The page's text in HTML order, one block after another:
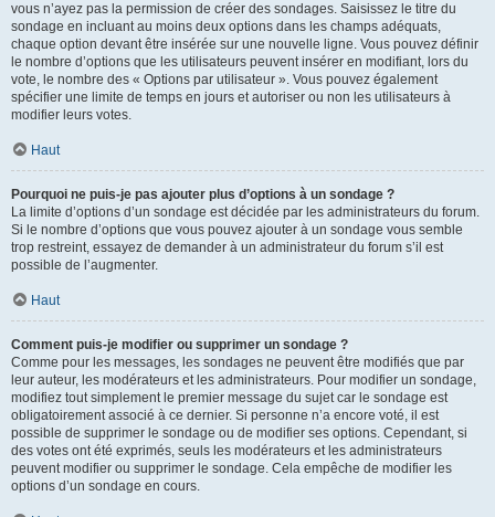
vous n’ayez pas la permission de créer des sondages. Saisissez le titre du
sondage en incluant au moins deux options dans les champs adéquats,
chaque option devant être insérée sur une nouvelle ligne. Vous pouvez définir
le nombre d’options que les utilisateurs peuvent insérer en modifiant, lors du
vote, le nombre des « Options par utilisateur ». Vous pouvez également
spécifier une limite de temps en jours et autoriser ou non les utilisateurs à
modifier leurs votes.
Haut
Pourquoi ne puis-je pas ajouter plus d’options à un sondage ?
La limite d’options d’un sondage est décidée par les administrateurs du forum.
Si le nombre d’options que vous pouvez ajouter à un sondage vous semble
trop restreint, essayez de demander à un administrateur du forum s’il est
possible de l’augmenter.
Haut
Comment puis-je modifier ou supprimer un sondage ?
Comme pour les messages, les sondages ne peuvent être modifiés que par
leur auteur, les modérateurs et les administrateurs. Pour modifier un sondage,
modifiez tout simplement le premier message du sujet car le sondage est
obligatoirement associé à ce dernier. Si personne n’a encore voté, il est
possible de supprimer le sondage ou de modifier ses options. Cependant, si
des votes ont été exprimés, seuls les modérateurs et les administrateurs
peuvent modifier ou supprimer le sondage. Cela empêche de modifier les
options d’un sondage en cours.